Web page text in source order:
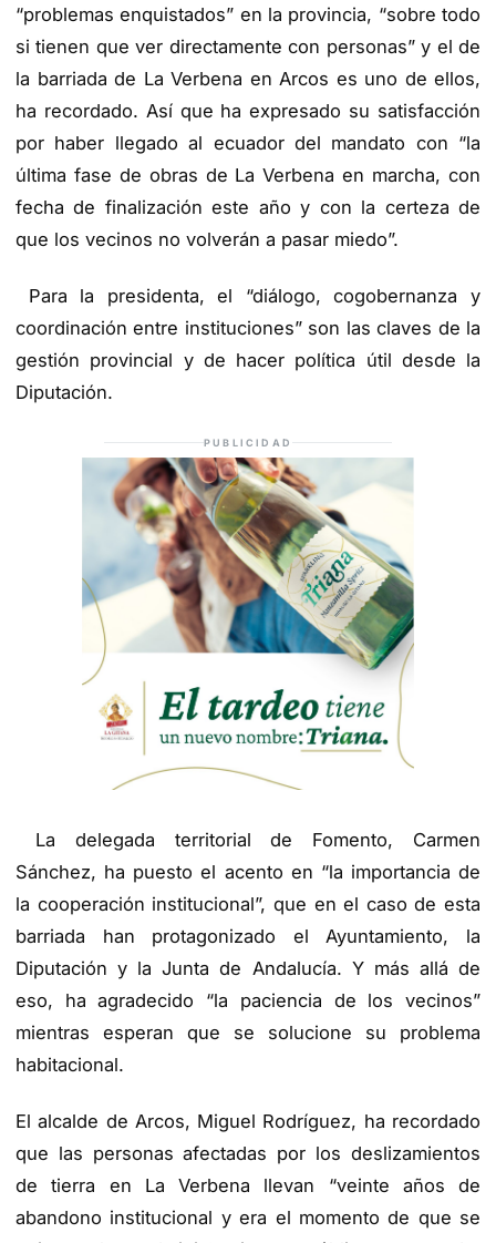
“problemas enquistados” en la provincia, “sobre todo
si tienen que ver directamente con personas” y el de
la barriada de La Verbena en Arcos es uno de ellos,
ha recordado. Así que ha expresado su satisfacción
por haber llegado al ecuador del mandato con “la
última fase de obras de La Verbena en marcha, con
fecha de finalización este año y con la certeza de
que los vecinos no volverán a pasar miedo”.
Para la presidenta, el “diálogo, cogobernanza y
coordinación entre instituciones” son las claves de la
gestión provincial y de hacer política útil desde la
Diputación.
PUBLICIDAD
La delegada territorial de Fomento, Carmen
Sánchez, ha puesto el acento en “la importancia de
la cooperación institucional”, que en el caso de esta
barriada han protagonizado el Ayuntamiento, la
Diputación y la Junta de Andalucía. Y más allá de
eso, ha agradecido “la paciencia de los vecinos”
mientras esperan que se solucione su problema
habitacional.
El alcalde de Arcos, Miguel Rodríguez, ha recordado
que las personas afectadas por los deslizamientos
de tierra en La Verbena llevan “veinte años de
abandono institucional y era el momento de que se